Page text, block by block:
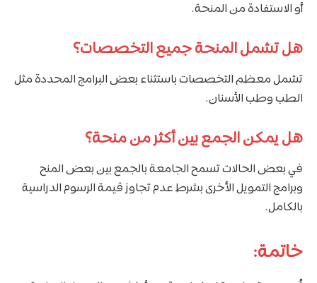
أو الاستفادة من المنحة.
هل تشمل المنحة جميع التخصصات؟
تشمل معظم التخصصات باستثناء بعض البرامج المحددة مثل
الطب وطب الأسنان.
هل يمكن الجمع بين أكثر من منحة؟
في بعض الحالات تسمح الجامعة بالجمع بين بعض المنح
وبرامج التمويل الأخرى بشرط عدم تجاوز قيمة الرسوم الدراسية
بالكامل.
خاتمة: